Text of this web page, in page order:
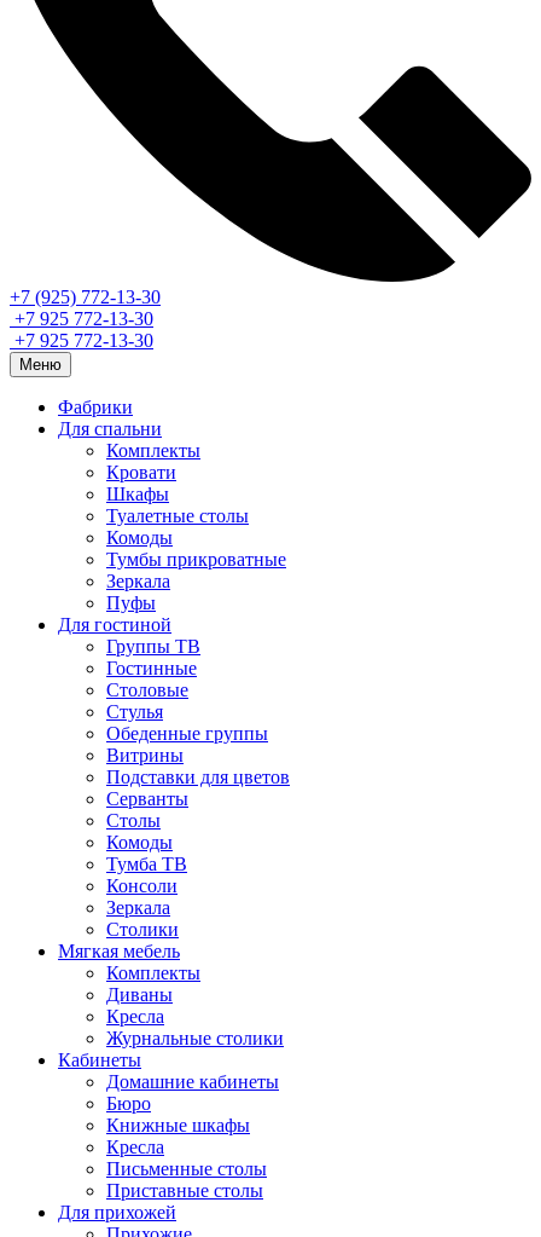
+7 (925) 772-13-30
+7 925 772-13-30
+7 925 772-13-30
Меню
Фабрики
Для спальни
Комплекты
Кровати
Шкафы
Туалетные столы
Комоды
Тумбы прикроватные
Зеркала
Пуфы
Для гостиной
Группы ТВ
Гостинные
Столовые
Стулья
Обеденные группы
Витрины
Подставки для цветов
Серванты
Столы
Комоды
Тумба ТВ
Консоли
Зеркала
Столики
Мягкая мебель
Комплекты
Диваны
Кресла
Журнальные столики
Кабинеты
Домашние кабинеты
Бюро
Книжные шкафы
Кресла
Письменные столы
Приставные столы
Для прихожей